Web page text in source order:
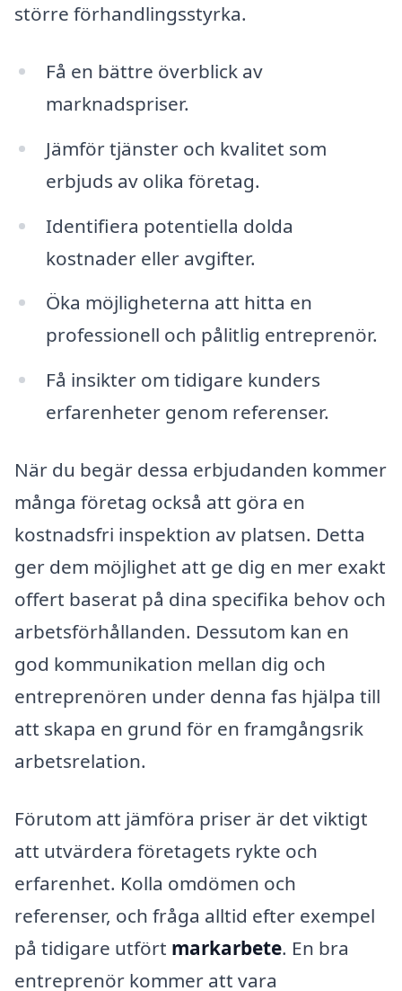
större förhandlingsstyrka.
Få en bättre överblick av
marknadspriser.
Jämför tjänster och kvalitet som
erbjuds av olika företag.
Identifiera potentiella dolda
kostnader eller avgifter.
Öka möjligheterna att hitta en
professionell och pålitlig entreprenör.
Få insikter om tidigare kunders
erfarenheter genom referenser.
När du begär dessa erbjudanden kommer
många företag också att göra en
kostnadsfri inspektion av platsen. Detta
ger dem möjlighet att ge dig en mer exakt
offert baserat på dina specifika behov och
arbetsförhållanden. Dessutom kan en
god kommunikation mellan dig och
entreprenören under denna fas hjälpa till
att skapa en grund för en framgångsrik
arbetsrelation.
Förutom att jämföra priser är det viktigt
att utvärdera företagets rykte och
erfarenhet. Kolla omdömen och
referenser, och fråga alltid efter exempel
på tidigare utfört markarbete. En bra
entreprenör kommer att vara